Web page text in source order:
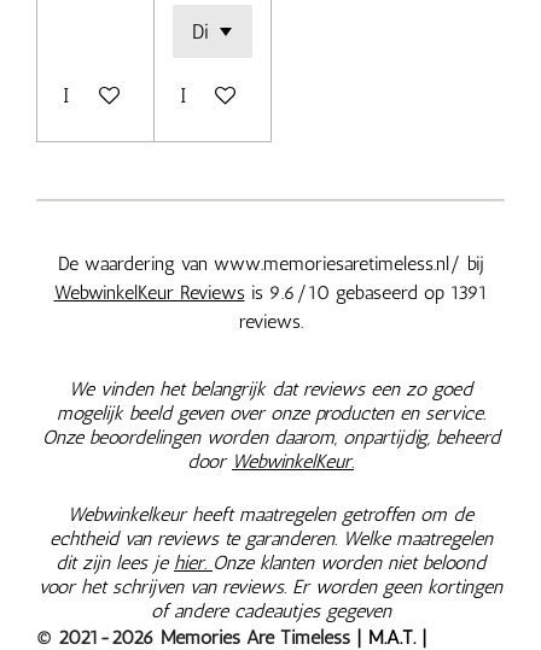
In winkelwagenIn winkelwagen
De waardering van www.memoriesaretimeless.nl/ bij
WebwinkelKeur Reviewsis 9.6/10 gebaseerd op 1391
reviews.
We vinden het belangrijk dat reviews een zo goed
mogelijk beeld geven over onze producten en service.
Onze beoordelingen worden daarom, onpartijdig, beheerd
door WebwinkelKeur.
Webwinkelkeur heeft maatregelen getroffen om de
echtheid van reviews te garanderen. Welke maatregelen
dit zijn lees je hier. Onze klanten worden niet beloond
voor het schrijven van reviews. Er worden geen kortingen
of andere cadeautjes gegeven
© 2021-2026 Memories Are Timeless | M.A.T. |